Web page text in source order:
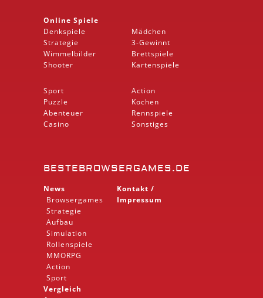
Online Spiele
Denkspiele
Strategie
Wimmelbilder
Shooter
Mädchen
3-Gewinnt
Brettspiele
Kartenspiele
Sport
Puzzle
Abenteuer
Casino
Action
Kochen
Rennspiele
Sonstiges
BESTEBROWSERGAMES.DE
News
Browsergames
Strategie
Aufbau
Simulation
Rollenspiele
MMORPG
Action
Sport
Vergleich
Kontakt /
Impressum